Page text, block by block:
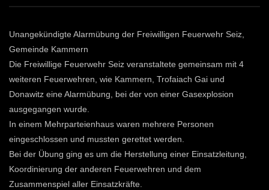
ECHTZEIT-TV
18. NOVEMBER 2024
ECHTZEIT-TV
12.
Unangekündigte Alarmübung der Freiwilligen Feuerwehr Seiz,
Gemeinde Kammern
Die Freiwillige Feuerwehr Seiz veranstaltete gemeinsam mit 4
weiteren Feuerwehren, wie Kammern, Trofaiach Gai und
Donawitz eine Alarmübung, bei der von einer Gasexplosion
ausgegangen wurde.
In einem Mehrparteienhaus waren mehrere Personen
eingeschlossen und mussten gerettet werden.
Bei der Übung ging es um die Herstellung einer Einsatzleitung,
Koordinierung der anderen Feuerwehren und dem
Zusammenspiel aller Einsatzkräfte.